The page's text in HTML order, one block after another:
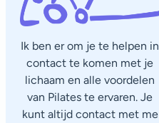
Ik ben er om je te helpen in
contact te komen met je
lichaam en alle voordelen
van Pilates te ervaren. Je
kunt altijd contact met me